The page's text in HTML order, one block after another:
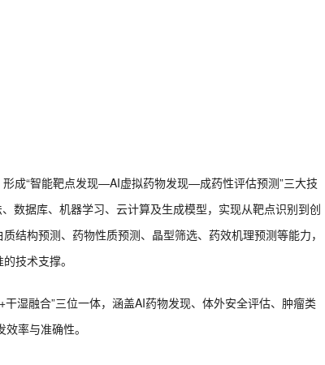
成“智能靶点发现—AI虚拟药物发现—成药性评估预测”三大技
数据库、机器学习、云计算及生成模型，实现从靶点识别到创
结构预测、药物性质预测、晶型筛选、药效机理预测等能力，
技术支撑。
湿融合”三位一体，涵盖AI药物发现、体外安全评估、肿瘤类
率与准确性。